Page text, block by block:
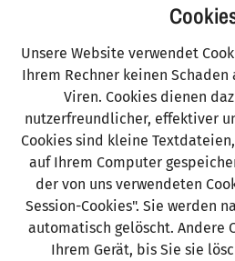
Unsere Website verwendet
Ihrem Rechner keinen
Viren. Cookies dienen
nutzerfreundlicher, effektiver
Cookies sind kleine
auf Ihrem Computer
der von uns verwendeten
Session-Cookies". Sie werden
automatisch gelöscht. Andere
Ihrem Gerät, bis Sie sie